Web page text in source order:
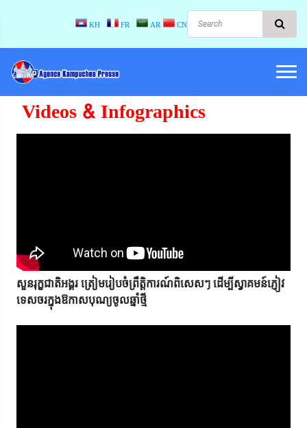
KH FR AR CN
Videos & Infographics
សួនរុក្ខជាតិអង្គរ ត្រៀមរៀបចំព្រឹត្តិការណ៍ពិសេសៗ ដើម្បីស្វាគមន៍ភ្ញៀវ
ទេសចរក្នុងឱកាសបុណ្យចូលឆ្នាំថ្មី